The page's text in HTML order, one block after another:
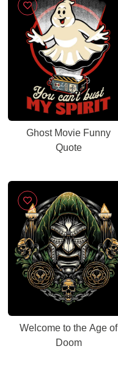
Ghost Movie Funny
Quote
Welcome to the Age of
Doom